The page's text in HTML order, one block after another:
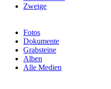
Fotos
Dokumente
Grabsteine
Alben
Alle Medien
Zweige